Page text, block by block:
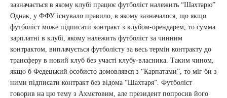
зазначається в якому клубі працює футболіст належить “Шахтарю”
Однак, у ФФУ існувало правило, в якому зазначалося, що якщо
футболіст може підписати контракт з клубом-орендарем, то сумма
зарплатні в клубі, якому належить футболіст за чинним
контрактом, виплачується футболісту за весь термін контракту до
трансферу в новий клуб без участі клубу-власника. Таким чином,
якщо б Федецький особисто домовлявся з “Карпатами”, то міг би з
ними підписати контракт без відома “Шахтаря”. Футболіст
говорив на цю тему з Ахмєтовим, але президент попросив його